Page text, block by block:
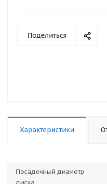
Поделиться
Характеристики
Посадочный диаметр
диска